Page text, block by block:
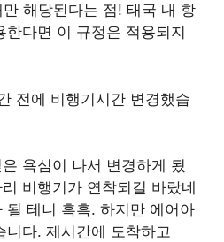
해당된다는 점! 태국 내 항
다면 이 규정은 적용되지
전에 비행기시간 변경했습
욕심이 나서 변경하게 됬
비행기가 연착되길 바랐네
될 테니 흑흑. 하지만 에어아
니다. 제시간에 도착하고